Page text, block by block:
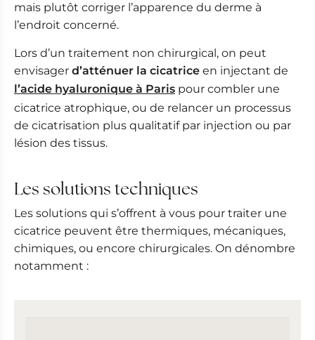
mais plutôt corriger l’apparence du derme à
l’endroit concerné.
Lors d’un traitement non chirurgical, on peut
envisager d’atténuer la cicatrice en injectant de
l’acide hyaluronique à Paris pour combler une
cicatrice atrophique, ou de relancer un processus
de cicatrisation plus qualitatif par injection ou par
lésion des tissus.
Les solutions techniques
Les solutions qui s’offrent à vous pour traiter une
cicatrice peuvent être thermiques, mécaniques,
chimiques, ou encore chirurgicales. On dénombre
notamment :